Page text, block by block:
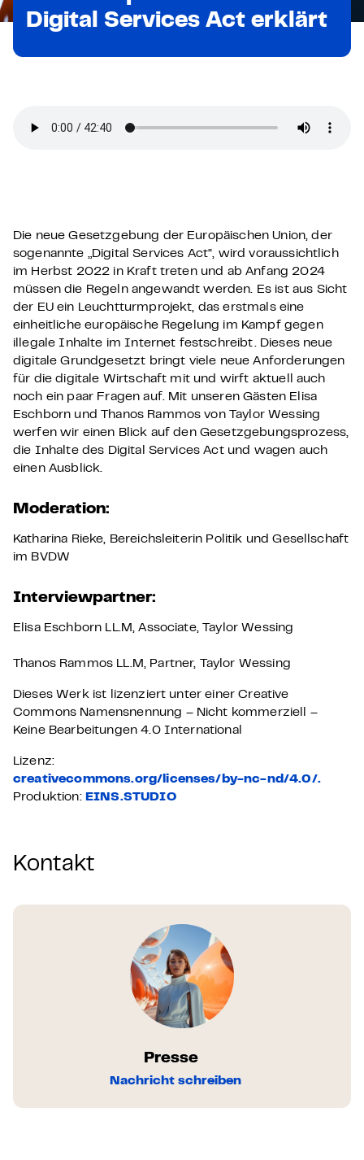
Digital Services Act erklärt
Die neue Gesetzgebung der Europäischen Union, der
sogenannte „Digital Services Act“, wird voraussichtlich
im Herbst 2022 in Kraft treten und ab Anfang 2024
müssen die Regeln angewandt werden. Es ist aus Sicht
der EU ein Leuchtturmprojekt, das erstmals eine
einheitliche europäische Regelung im Kampf gegen
illegale Inhalte im Internet festschreibt. Dieses neue
digitale Grundgesetzt bringt viele neue Anforderungen
für die digitale Wirtschaft mit und wirft aktuell auch
noch ein paar Fragen auf. Mit unseren Gästen Elisa
Eschborn und Thanos Rammos von Taylor Wessing
werfen wir einen Blick auf den Gesetzgebungsprozess,
die Inhalte des Digital Services Act und wagen auch
einen Ausblick.
Moderation:
Katharina Rieke, Bereichsleiterin Politik und Gesellschaft
im BVDW
Interviewpartner:
Elisa Eschborn LL.M, Associate, Taylor Wessing
Thanos Rammos LL.M, Partner, Taylor Wessing
Dieses Werk ist lizenziert unter einer Creative
Commons Namensnennung – Nicht kommerziell –
Keine Bearbeitungen 4.0 International
Lizenz:
creativecommons.org/licenses/by-nc-nd/4.0/.
Produktion: EINS.STUDIO
Kontakt
Presse
Nachricht schreiben